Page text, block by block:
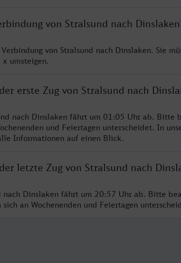
von Stralsund nach
von Stralsund nach Dinslaken. Sie
umsteigen.
erste Zug von Stralsund nach
nach Dinslaken fährt um 01:05 Uhr ab. Bitte
und Feiertagen unterscheidet. In
Informationen auf einen Blick.
letzte Zug von Stralsund nach
nach Dinslaken fährt um 20:57 Uhr ab. Bitte
an Wochenenden und Feiertagen